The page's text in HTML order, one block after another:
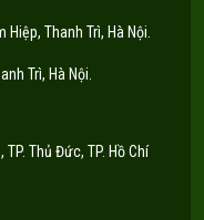
Hiệp, Thanh Trì, Hà Nội.
Trì, Hà Nội.
Thủ Đức, TP. Hồ Chí